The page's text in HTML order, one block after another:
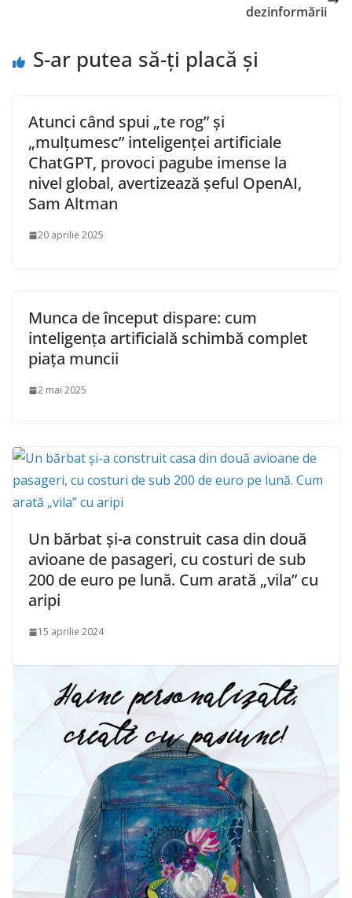
dezinformării
S-ar putea să-ți placă și
Atunci când spui „te rog” și
„mulțumesc” inteligenței artificiale
ChatGPT, provoci pagube imense la
nivel global, avertizează șeful OpenAI,
Sam Altman
20 aprilie 2025
Munca de început dispare: cum
inteligența artificială schimbă complet
piața muncii
2 mai 2025
Un bărbat și-a construit casa din două
avioane de pasageri, cu costuri de sub
200 de euro pe lună. Cum arată „vila” cu
aripi
15 aprilie 2024